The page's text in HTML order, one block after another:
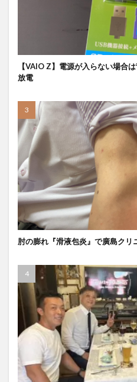
【VAIO Z】電源が入らない場合
放電
肘の膨れ『滑液包炎』で廣島クリ